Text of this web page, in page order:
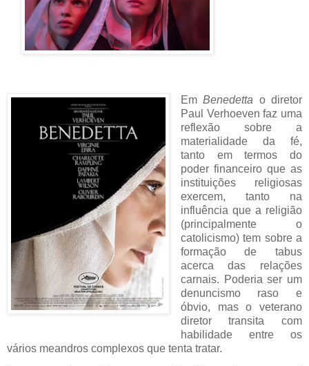
EmBenedetta o diretor
Paul Verhoeven faz uma
reflexão sobre a
materialidade da fé,
tanto em termos do
poder financeiro que as
instituições religiosas
exercem, tanto na
influência que a religião
(principalmente o
catolicismo) tem sobre a
formação de tabus
acerca das relações
carnais. Poderia ser um
denuncismo raso e
óbvio, mas o veterano
diretor transita com
habilidade entre os
vários meandros complexos que tenta tratar.